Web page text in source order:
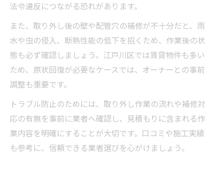
法令違反につながる恐れがあります。
また、取り外し後の壁や配管穴の補修が不十分だと、雨
水や虫の侵入、断熱性能の低下を招くため、作業後の状
態も必ず確認しましょう。江戸川区では賃貸物件も多い
ため、原状回復が必要なケースでは、オーナーとの事前
調整も重要です。
トラブル防止のためには、取り外し作業の流れや補修対
応の有無を事前に業者へ確認し、見積もりに含まれる作
業内容を明確にすることが大切です。口コミや施工実績
も参考に、信頼できる業者選びを心がけましょう。